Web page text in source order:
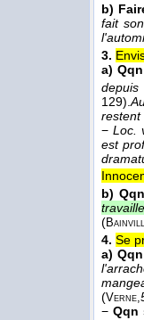
b)
fait
3.
a)
depuis
129).
restent
−Loc.
est
b)
(
4. Se
a)
(Verne,
− Qqn